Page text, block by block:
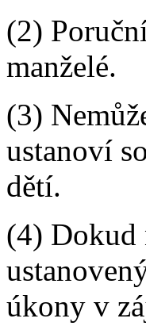
(2)
manželé.
(3)
ustanoví
dětí.
(4) Dokud
úkony v